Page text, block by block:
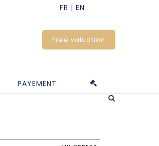
Free valuation
PAYEMENT